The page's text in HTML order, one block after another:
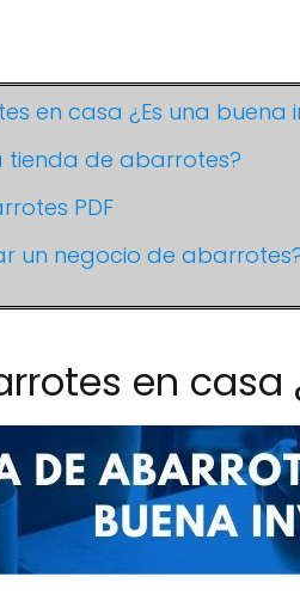
en casa ¿Es una buena
tienda de abarrotes?
PDF
un negocio de
en casa